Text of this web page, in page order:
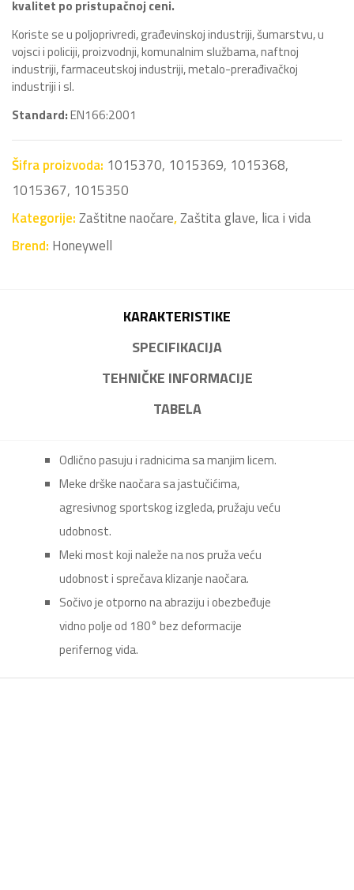
kvalitet po pristupačnoj ceni.
Koriste se u poljoprivredi, građevinskoj industriji, šumarstvu, u
vojsci i policiji, proizvodnji, komunalnim službama, naftnoj
industriji, farmaceutskoj industriji, metalo-prerađivačkoj
industriji i sl.
Standard:EN166:2001
Šifra proizvoda: 1015370, 1015369, 1015368,
1015367, 1015350
Kategorije:Zaštitne naočare,Zaštita glave, lica i vida
Brend: Honeywell
KARAKTERISTIKE
SPECIFIKACIJA
TEHNIČKE INFORMACIJE
TABELA
Odlično pasuju i radnicima sa manjim licem.
Meke drške naočara sa jastučićima,
agresivnog sportskog izgleda, pružaju veću
udobnost.
Meki most koji naleže na nos pruža veću
udobnost i sprečava klizanje naočara.
Sočivo je otporno na abraziju i obezbeđuje
vidno polje od 180° bez deformacije
perifernog vida.